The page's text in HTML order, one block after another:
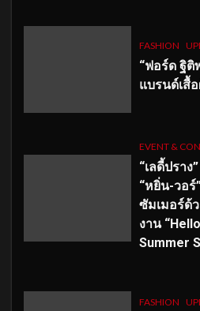
FASHION
“ฟอร์ด ฐิติ
แบรนด์เสื้
EVENT &
“เลดี้ปรา
“หยิ่น-วอร์
ซัมเมอร์ด้
งาน
Summer
FASHION